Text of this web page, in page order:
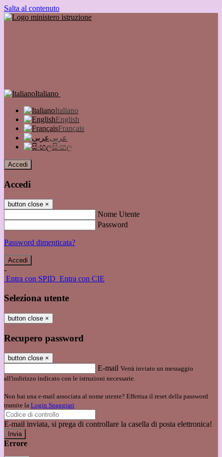
Salta al contenuto
Italiano
Italiano
English
Français
عربى
සිංහල
Accedi
Accedi
button close ×
Nome Utente
Password
Password dimenticata?
-
Entra con SPID Entra con CIE
Seleziona utente
button close ×
Recupero password
button close ×
E-mail Verrà inviato un messaggio
all'indirizzo indicato con le istruzioni necessarie.
Non hai una e-mail associata al nome utente? Effettua il reset della password
tramite la Login Spaggiari
E-mail inviata, si prega di controllare la casella di posta elettronica!
Errore